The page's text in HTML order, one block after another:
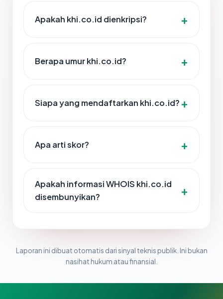
Apakah khi.co.id dienkripsi?
Berapa umur khi.co.id?
Siapa yang mendaftarkan khi.co.id?
Apa arti skor?
Apakah informasi WHOIS khi.co.id
disembunyikan?
Laporan ini dibuat otomatis dari sinyal teknis publik. Ini bukan
nasihat hukum atau finansial.